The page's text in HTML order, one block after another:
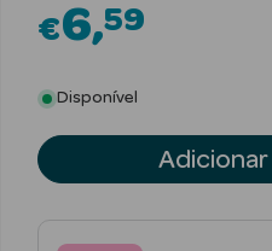
€6 59
Disponível
Adicionar